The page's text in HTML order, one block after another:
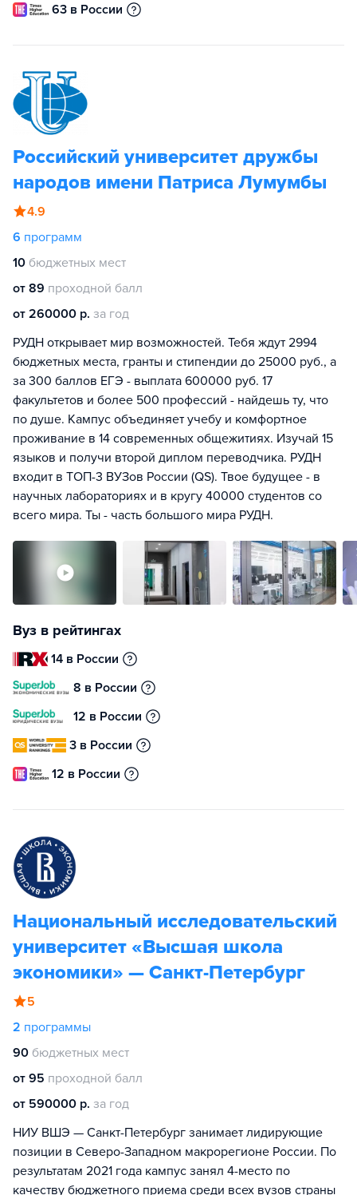
63 в России
Российский университет дружбы
народов имени Патриса Лумумбы
4.9
6 программ
10 бюджетных мест
от 89 проходной балл
от 260000 р. за год
РУДН открывает мир возможностей. Тебя ждут 2994
бюджетных места, гранты и стипендии до 25000 руб., а
за 300 баллов ЕГЭ - выплата 600000 руб. 17
факультетов и более 500 профессий - найдешь ту, что
по душе. Кампус объединяет учебу и комфортное
проживание в 14 современных общежитиях. Изучай 15
языков и получи второй диплом переводчика. РУДН
входит в ТОП-3 ВУЗов России (QS). Твое будущее - в
научных лабораториях и в кругу 40000 студентов со
всего мира. Ты - часть большого мира РУДН.
Вуз в рейтингах
14 в России
8 в России
12 в России
3 в России
12 в России
Национальный исследовательский
университет «Высшая школа
экономики» — Санкт-Петербург
5
2 программы
90 бюджетных мест
от 95 проходной балл
от 590000 р. за год
НИУ ВШЭ — Санкт-Петербург занимает лидирующие
позиции в Северо-Западном макрорегионе России. По
результатам 2021 года кампус занял 4-место по
качеству бюджетного приема среди всех вузов страны